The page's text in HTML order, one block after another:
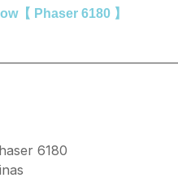
【 Phaser 6180 】
6180